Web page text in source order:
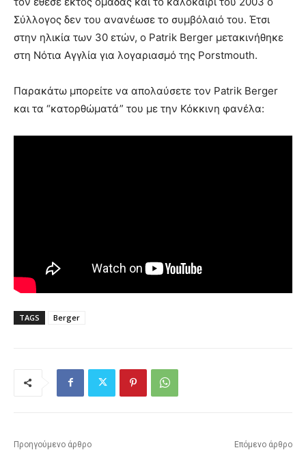
Σύλλογος δεν του ανανέωσε το συμβόλαιό του. Έτσι
στην ηλικία των 30 ετών, ο Patrik Berger μετακινήθηκε
στη Νότια Αγγλία για λογαριασμό της Porstmouth.
Παρακάτω μπορείτε να απολαύσετε τον Patrik Berger
και τα “κατορθώματά” του με την Κόκκινη φανέλα:
TAGS Berger
Προηγούμενο άρθρο Επόμενο άρθρο